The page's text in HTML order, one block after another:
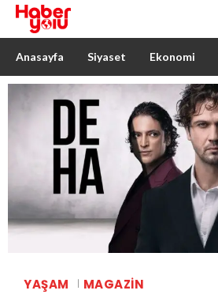
Anasayfa Siyaset Ekonomi
YAŞAM MAGAZIN